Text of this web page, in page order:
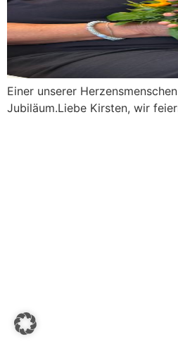
Einer unserer
Jubiläum.Liebe Kirsten, wir